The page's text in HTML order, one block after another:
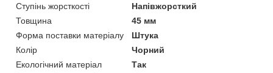
Ступінь жорсткості
Напівжорсткий
Товщина
45 мм
Форма поставки матеріалу
Штука
Колір
Чорний
Екологічний матеріал
Так